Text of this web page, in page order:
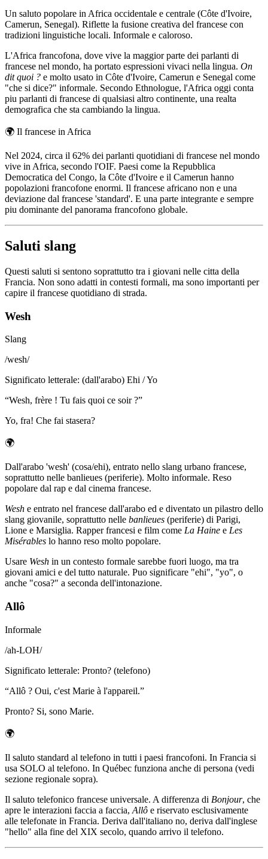
Un saluto popolare in Africa occidentale e centrale (Côte d'Ivoire,
Camerun, Senegal). Riflette la fusione creativa del francese con
tradizioni linguistiche locali. Informale e caloroso.
L'Africa francofona, dove vive la maggior parte dei parlanti di
francese nel mondo, ha portato espressioni vivaci nella lingua. On
dit quoi ? e molto usato in Côte d'Ivoire, Camerun e Senegal come
"che si dice?" informale. Secondo Ethnologue, l'Africa oggi conta
piu parlanti di francese di qualsiasi altro continente, una realta
demografica che sta cambiando la lingua.
🌍 Il francese in Africa
Nel 2024, circa il 62% dei parlanti quotidiani di francese nel mondo
vive in Africa, secondo l'OIF. Paesi come la Repubblica
Democratica del Congo, la Côte d'Ivoire e il Camerun hanno
popolazioni francofone enormi. Il francese africano non e una
deviazione dal francese 'standard'. E una parte integrante e sempre
piu dominante del panorama francofono globale.
Saluti slang
Questi saluti si sentono soprattutto tra i giovani nelle citta della
Francia. Non sono adatti in contesti formali, ma sono importanti per
capire il francese quotidiano di strada.
Wesh
Slang
/wesh/
Significato letterale: (dall'arabo) Ehi / Yo
“Wesh, frère ! Tu fais quoi ce soir ?”
Yo, fra! Che fai stasera?
🌍
Dall'arabo 'wesh' (cosa/ehi), entrato nello slang urbano francese,
soprattutto nelle banlieues (periferie). Molto informale. Reso
popolare dal rap e dal cinema francese.
Wesh e entrato nel francese dall'arabo ed e diventato un pilastro dello
slang giovanile, soprattutto nelle banlieues (periferie) di Parigi,
Lione e Marsiglia. Rapper francesi e film come La Haine e Les
Misérables lo hanno reso molto popolare.
Usare Wesh in un contesto formale sarebbe fuori luogo, ma tra
giovani amici e del tutto naturale. Puo significare "ehi", "yo", o
anche "cosa?" a seconda dell'intonazione.
Allô
Informale
/ah-LOH/
Significato letterale: Pronto? (telefono)
“Allô ? Oui, c'est Marie à l'appareil.”
Pronto? Si, sono Marie.
🌍
Il saluto standard al telefono in tutti i paesi francofoni. In Francia si
usa SOLO al telefono. In Québec funziona anche di persona (vedi
sezione regionale sopra).
Il saluto telefonico francese universale. A differenza di Bonjour, che
apre le interazioni faccia a faccia, Allô e riservato esclusivamente
alle telefonate in Francia. Deriva dall'italiano no, deriva dall'inglese
"hello" alla fine del XIX secolo, quando arrivo il telefono.